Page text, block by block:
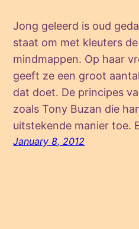
Jong geleerd is oud
staat om met kleuters
mindmappen. Op haar
geeft ze een groot
dat doet. De principes
zoals Tony Buzan die
uitstekende manier toe.
January 8, 2012